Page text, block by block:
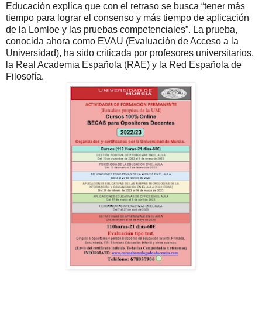
Educación explica que con el retraso se busca “tener más
tiempo para lograr el consenso y más tiempo de aplicación
de la Lomloe y las pruebas competenciales”. La prueba,
conocida ahora como EVAU (Evaluación de Acceso a la
Universidad), ha sido criticada por profesores universitarios,
la Real Academia Española (RAE) y la Red Española de
Filosofía.